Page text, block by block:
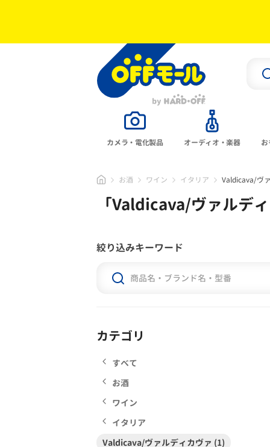
カメラ・電化製品 オーディオ・楽器
お酒 ワイン イタリア Valdicava/ヴ
「Valdicava/ヴァルデ
絞り込みキーワード
カテゴリ
すべて
お酒
ワイン
イタリア
Valdicava/ヴァルディカヴァ (1)